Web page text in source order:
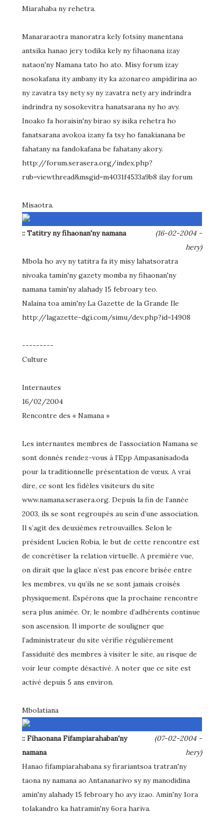
Miarahaba ny rehetra.
Manararaotra manoratra kely fotsiny manentana
antsika hanao jery todika kely ny fihaonana izay
nataon'ny Namana tato ho ato. Misy forum izay
nosokafana ity ambany ity ka azonareo ampidirina ao
ny zavatra tsy nety sy ny zavatra nety ary indrindra
indrindra ny sosokevitra hanatsarana ny ho avy.
Inoako fa horaisin'ny birao sy isika rehetra ho
fanatsarana avokoa izany fa tsy ho fanakianana be
fahatany na fandokafana be fahatany akory.
http://forum.serasera.org/index.php?
rub=viewthread&msgid=m4031f4533a9b8 ilay forum
Misaotra.
:: Tatitry ny fihaonan'ny namana
(16-02-2004 -
hery)
Mbola ho avy ny tatitra fa ity misy lahatsoratra
nivoaka tamin'ny gazety momba ny fihaonan'ny
namana tamin'ny alahady 15 febroary teo.
Nalaina toa amin'ny La Gazette de la Grande Ile
http://lagazette-dgi.com/simu/dev.php?id=14908
---------
Culture
Internautes
16/02/2004
Rencontre des « Namana »
Les internautes membres de l’association Namana se
sont donnés rendez-vous à l’Epp Ampasanisadoda
pour la traditionnelle présentation de vœux. A vrai
dire, ce sont les fidèles visiteurs du site
www.namana.serasera.org. Depuis la fin de l’année
2003, ils se sont regroupés au sein d’une association.
Il s’agit des deuxièmes retrouvailles. Selon le
président Lucien Robia, le but de cette rencontre est
de concrétiser la relation virtuelle. A première vue,
on dirait que la glace n’est pas encore brisée entre
les membres, vu qu’ils ne se sont jamais croisés
physiquement. Espérons que la prochaine rencontre
sera plus animée. Or, le nombre d’adhérents continue
son ascension. Il importe de souligner que
l’administrateur du site vérifie régulièrement
l’assiduité des membres à visiter le site, au risque de
voir leur compte désactivé. A noter que ce site est
activé depuis 5 ans environ.
Mbolatiana
:: Fihaonana Fifampiarahaban'ny
namana
(07-02-2004 -
hery)
Hanao fifampiarahabana sy firariantsoa tratran'ny
taona ny namana ao Antananarivo sy ny manodidina
amin'ny alahady 15 febroary ho avy izao. Amin'ny 1ora
tolakandro ka hatramin'ny 6ora hariva.